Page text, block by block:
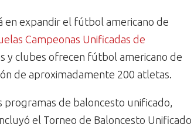
en expandir el fútbol americano de
Campeonas Unificadas de
y clubes ofrecen fútbol americano de
de aproximadamente 200 atletas.
programas de baloncesto unificado,
el Torneo de Baloncesto Unificado